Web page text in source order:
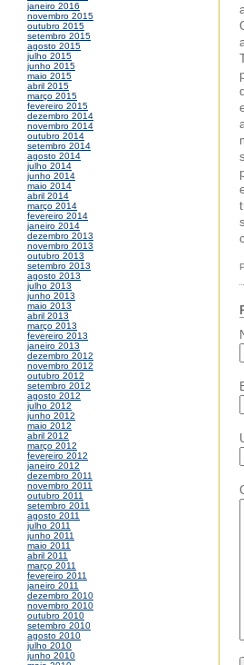
janeiro 2016
novembro 2015
outubro 2015
setembro 2015
agosto 2015
julho 2015
junho 2015
maio 2015
abril 2015
março 2015
fevereiro 2015
dezembro 2014
novembro 2014
outubro 2014
setembro 2014
agosto 2014
julho 2014
junho 2014
maio 2014
abril 2014
março 2014
fevereiro 2014
janeiro 2014
dezembro 2013
novembro 2013
outubro 2013
setembro 2013
agosto 2013
julho 2013
junho 2013
maio 2013
abril 2013
março 2013
fevereiro 2013
janeiro 2013
dezembro 2012
novembro 2012
outubro 2012
setembro 2012
agosto 2012
julho 2012
junho 2012
maio 2012
abril 2012
março 2012
fevereiro 2012
janeiro 2012
dezembro 2011
novembro 2011
outubro 2011
setembro 2011
agosto 2011
julho 2011
junho 2011
maio 2011
abril 2011
março 2011
fevereiro 2011
janeiro 2011
dezembro 2010
novembro 2010
outubro 2010
setembro 2010
agosto 2010
julho 2010
junho 2010